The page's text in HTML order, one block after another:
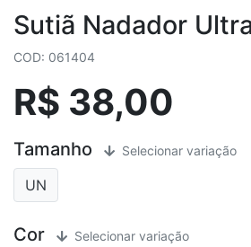
Sutiã Nadador
COD: 061404
R$ 38,00
Tamanho Selecionar variação
UN
Cor Selecionar variação